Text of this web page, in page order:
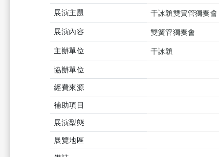
展演主題 干詠穎雙簧管獨奏會
展演內容 雙簧管獨奏會
主辦單位 干詠穎
協辦單位
經費來源
補助項目
展演型態
展覽地區